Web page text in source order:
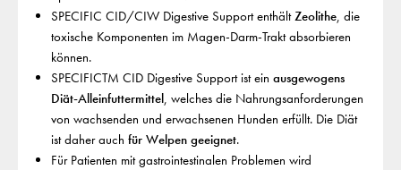
SPECIFIC CID/CIW Digestive Support enthältZeolithe, die
toxische Komponenten im Magen-Darm-Trakt absorbieren
können.
SPECIFICTM CID Digestive Support ist ein ausgewogens
Diät-Alleinfuttermittel, welches die Nahrungsanforderungen
von wachsenden und erwachsenen Hunden erfüllt. Die Diät
ist daher auch für Welpen geeignet.
Für Patienten mit gastrointestinalen Problemen wird